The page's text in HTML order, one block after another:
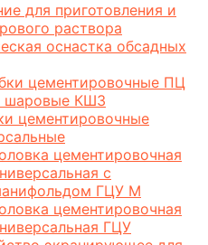
для приготовления и
раствора
оснастка обсадных
цементировочные ПЦ
шаровые КШЗ
цементировочные
цементировочная
с
ГЦУ М
цементировочная
ГЦУ